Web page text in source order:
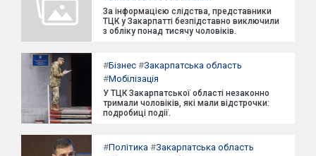
За інформацією слідства, представники
ТЦК у Закарпатті безпідставно виключили
з обліку понад тисячу чоловіків.
#Бізнес #Закарпатська область
#Мобілізація
У ТЦК Закарпатської області незаконно
тримали чоловіків, які мали відстрочки:
подробиці події.
#Політика #Закарпатська область